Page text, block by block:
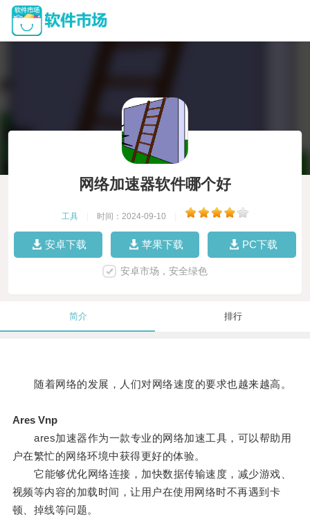
网络加速器软件哪个好
工具 时间：2024-09-10
安卓下载 苹果下载 PC下载
安卓市场，安全绿色
简介 排行
随着网络的发展，人们对网络速度的要求也越来越高。
Ares Vnp
ares加速器作为一款专业的网络加速工具，可以帮助用
户在繁忙的网络环境中获得更好的体验。
它能够优化网络连接，加快数据传输速度，减少游戏、
视频等内容的加载时间，让用户在使用网络时不再遇到卡
顿、掉线等问题。